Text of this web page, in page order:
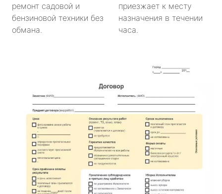
ремонт садовой и
бензиновой техники без
обмана.
приезжает к месту
назначения в течении
часа.